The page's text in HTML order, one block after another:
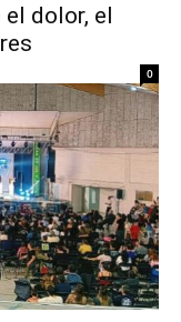
el dolor, el
0